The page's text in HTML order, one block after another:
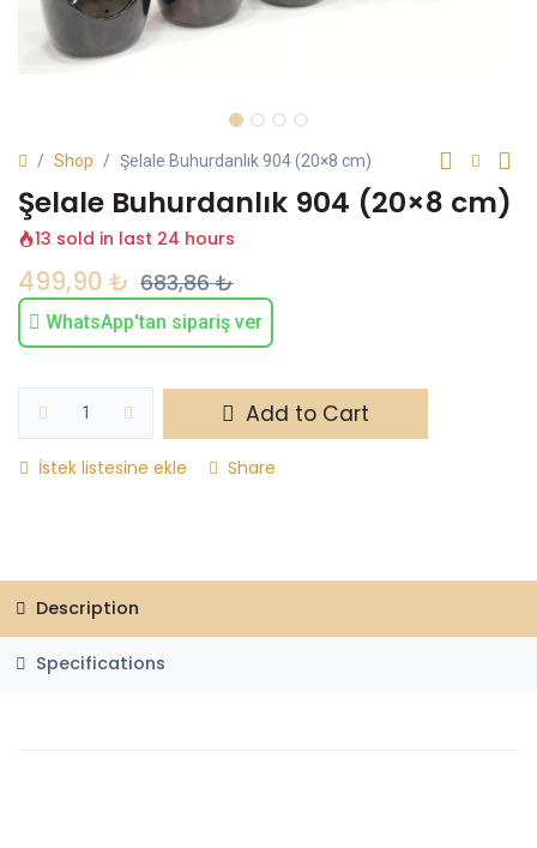
Shop Şelale Buhurdanlık 904 (20×8 cm)
Şelale Buhurdanlık 904 (20×8 cm)
13 sold in last 24 hours
499,90 ₺ 683,86₺
WhatsApp'tan sipariş ver
Add to Cart
İstek listesine ekle Share
Description
Specifications